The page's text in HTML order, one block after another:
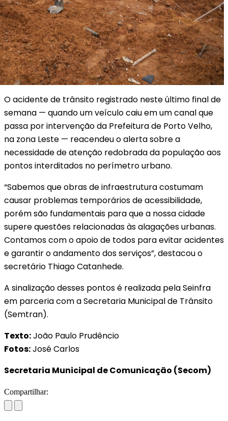
O acidente de trânsito registrado neste último final de
semana — quando um veículo caiu em um canal que
passa por intervenção da Prefeitura de Porto Velho,
na zona Leste — reacendeu o alerta sobre a
necessidade de atenção redobrada da população aos
pontos interditados no perímetro urbano.
“Sabemos que obras de infraestrutura costumam
causar problemas temporários de acessibilidade,
porém são fundamentais para que a nossa cidade
supere questões relacionadas às alagações urbanas.
Contamos com o apoio de todos para evitar acidentes
e garantir o andamento dos serviços”, destacou o
secretário Thiago Catanhede.
A sinalização desses pontos é realizada pela Seinfra
em parceria com a Secretaria Municipal de Trânsito
(Semtran).
Texto:João Paulo Prudêncio
Fotos:José Carlos
Secretaria Municipal de Comunicação (Secom)
Compartilhar: